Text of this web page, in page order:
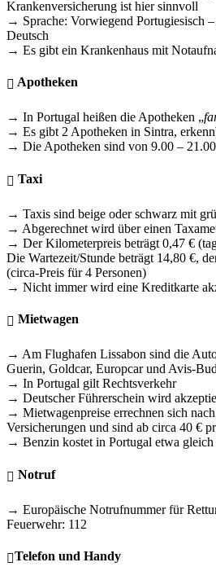
Krankenversicherung ist hier sinnvoll
→ Sprache: Vorwiegend Portugiesisch
Deutsch
→ Es gibt ein Krankenhaus mit
Apotheken
→ In Portugal heißen die Apotheken „
→ Es gibt 2 Apotheken in Sintra,
→ Die Apotheken sind von 9.00 –
Taxi
→ Taxis sind beige oder schwarz mit
→ Abgerechnet wird über einen
→ Der Kilometerpreis beträgt 0,47 €
Die Wartezeit/Stunde beträgt 14,80 €,
(circa-Preis für 4 Personen)
→ Nicht immer wird eine Kreditkarte
Mietwagen
→ Am Flughafen Lissabon sind die
Guerin, Goldcar, Europcar und Avis-
→ In Portugal gilt Rechtsverkehr
→ Deutscher Führerschein wird
→ Mietwagenpreise errechnen sich
Versicherungen und sind ab circa 40 €
→ Benzin kostet in Portugal etwa
Notruf
→ Europäische Notrufnummer für
Feuerwehr: 112
Telefon und Handy